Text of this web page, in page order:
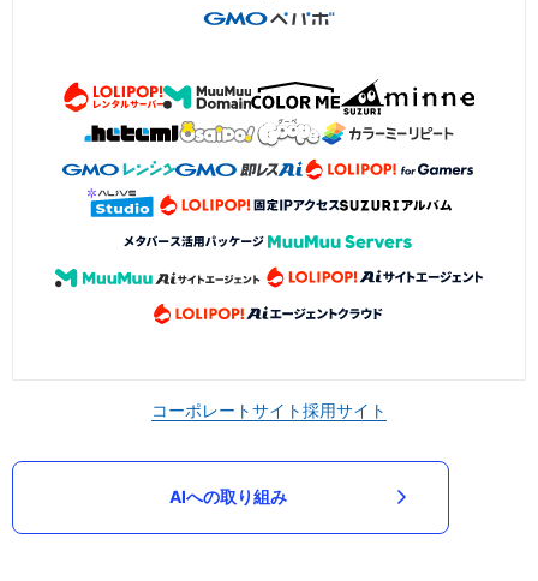
コーポレートサイト採用サイト
AIへの取り組み